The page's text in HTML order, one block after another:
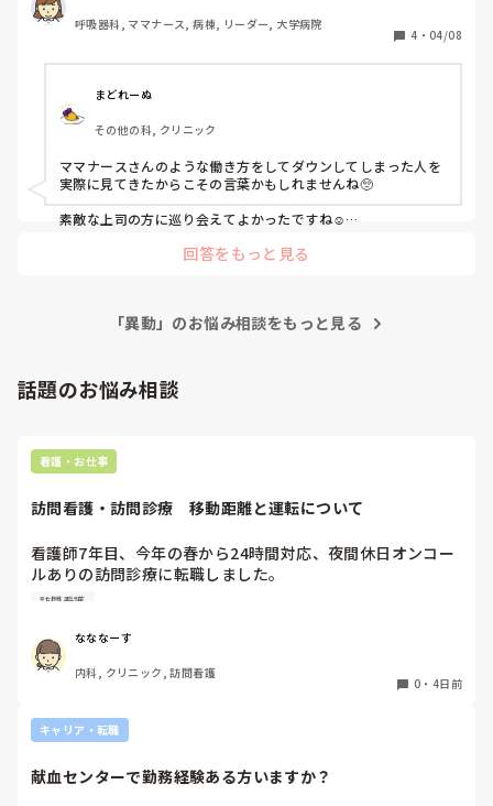
てくれました。そうやって自分でどうにかしようしようと頑
張ってやる子ほど限界までしてダウンするよ？とねぎらって
んでした。頑張るのが当たり前だと思っているし、それが普
通だと思っていましたが…
呼吸器科, ママナース, 病棟, リーダー, 大学病院
4 ・ 04/08
まどれーぬ
その他の科, クリニック
ママナースさんのような働き方をしてダウンしてしまった人を
実際に見てきたからこその言葉かもしれませんね🥺
素敵な上司の方に巡り会えてよかったですね☺️
頑張ってる人って自分では気づかないというか、
その人の言葉を大事にした方が良いのかもしれませんね(｡•́ᴗ•̀｡)
回答をもっと見る
「異動」のお悩み相談をもっと見る
話題のお悩み相談
看護・お仕事
訪問看護・訪問診療　移動距離と運転について
看護師7年目、今年の春から24時間対応、夜間休日オンコー
ルありの訪問診療に転職しました。
元々就活の際にはエリアは片道30分程度と聞いておりここま
の田舎にまで患者を受け入れる予定と。
日頃から運転しているとは言っても、深夜帯や冬道で訪問に
行くのはかなり不安で親からも止められています。
はどのような方法を取られているんでしょうか？
訪問看護
なななーす
内科, クリニック, 訪問看護
0 ・ 4日前
キャリア・転職
献血センターで勤務経験ある方いますか？